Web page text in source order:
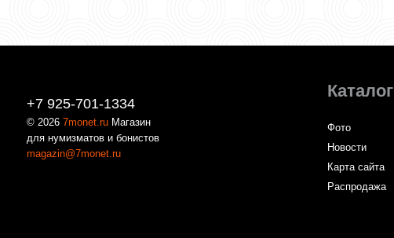
+7 925-701-1334
© 20267monet.ru Магазин
для нумизматов и бонистов
magazin@7monet.ru
Каталог
Фото
Новости
Карта сайта
Распродажа